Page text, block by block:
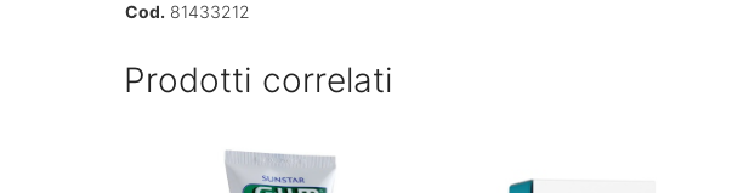
Cod. 81433212
Prodotti correlati